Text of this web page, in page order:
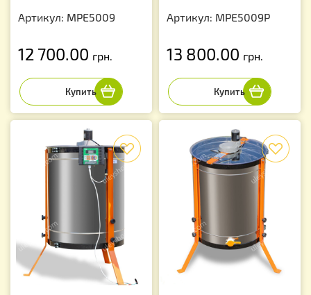
Артикул: MPE5009
12 700.00 грн.
Артикул: MPE5009P
13 800.00 грн.